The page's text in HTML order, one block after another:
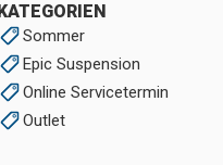
Sommer
Epic Suspension
Online Servicetermin
Outlet